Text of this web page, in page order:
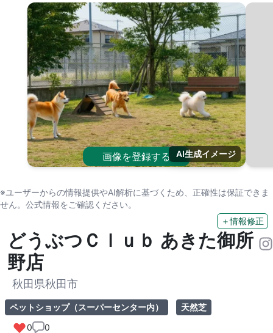
画像を登録する AI生成イメージ
※ユーザーからの情報提供やAI解析に基づくため、正確性は保証できま
せん。公式情報をご確認ください。
＋情報修正
どうぶつＣｌｕｂ あきた御所
野店
秋田県秋田市
ペットショップ（スーパーセンター内）
天然芝
0
0